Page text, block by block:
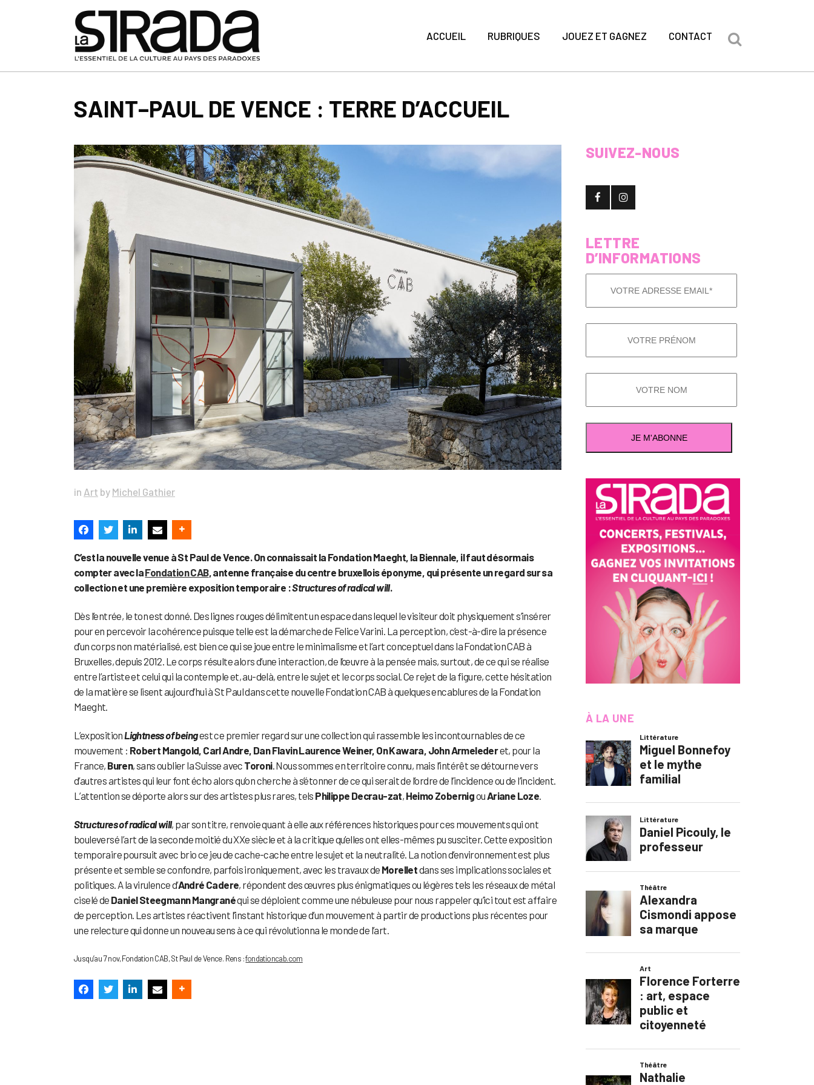
ACCUEIL RUBRIQUES JOUEZ ET GAGNEZ CONTACT
SAINT–PAUL DE VENCE : TERRE D’ACCUEIL
in Art by Michel Gathier
C’est la nouvelle venue à St Paul de Vence. On connaissait la Fondation Maeght, la Biennale, il faut désormais
compter avec laFondation CAB, antenne française du centre bruxellois éponyme, qui présente un regard sur sa
collection et une première exposition temporaire :Structures of radical will.
Dès l’entrée, le ton est donné. Des lignes rouges délimitent un espace dans lequel le visiteur doit physiquement s’insérer
pour en percevoir la cohérence puisque telle est la démarche de Felice Varini. La perception, c’est-à-dire la présence
d’un corps non matérialisé, est bien ce qui se joue entre le minimalisme et l’art conceptuel dans la Fondation CAB à
Bruxelles, depuis 2012. Le corps résulte alors d’une interaction, de l’œuvre à la pensée mais, surtout, de ce qui se réalise
entre l’artiste et celui qui la contemple et, au-delà, entre le sujet et le corps social. Ce rejet de la figure, cette hésitation
de la matière se lisent aujourd’hui à St Paul dans cette nouvelle Fondation CAB à quelques encablures de la Fondation
Maeght.
L’exposition Lightness of beingest ce premier regard sur une collection qui rassemble les incontournables de ce
mouvement : Robert Mangold, Carl Andre, Dan Flavin Laurence Weiner, On Kawara, John Armelederet, pour la
France, Buren, sans oublier la Suisse avec Toroni. Nous sommes en territoire connu, mais l’intérêt se détourne vers
d’autres artistes qui leur font écho alors qu’on cherche à s’étonner de ce qui serait de l’ordre de l’incidence ou de l’incident.
L’attention se déporte alors sur des artistes plus rares, tels Philippe Decrau-zat, Heimo Zobernigou Ariane Loze
Structures of radical will, par son titre, renvoie quant à elle aux références historiques pour ces mouvements qui ont
bouleversé l’art de la seconde moitié du XXe siècle et à la critique qu’elles ont elles-mêmes pu susciter. Cette exposition
temporaire poursuit avec brio ce jeu de cache-cache entre le sujet et la neutralité. La notion d’environnement est plus
présente et semble se confondre, parfois ironiquement, avec les travaux de Morelletdans ses implications sociales et
politiques. A la virulence d’André Cadere, répondent des œuvres plus énigmatiques ou légères tels les réseaux de métal
ciselé de Daniel Steegmann Mangranéqui se déploient comme une nébuleuse pour nous rappeler qu’ici tout est affaire
de perception. Les artistes réactivent l’instant historique d’un mouvement à partir de productions plus récentes pour
une relecture qui donne un nouveau sens à ce qui révolutionna le monde de l’art.
Jusqu’au 7 nov, Fondation CAB, St Paul de Vence. Rens :fondationcab.com
SUIVEZ-NOUS
LETTRE
D’INFORMATIONS
À LA UNE